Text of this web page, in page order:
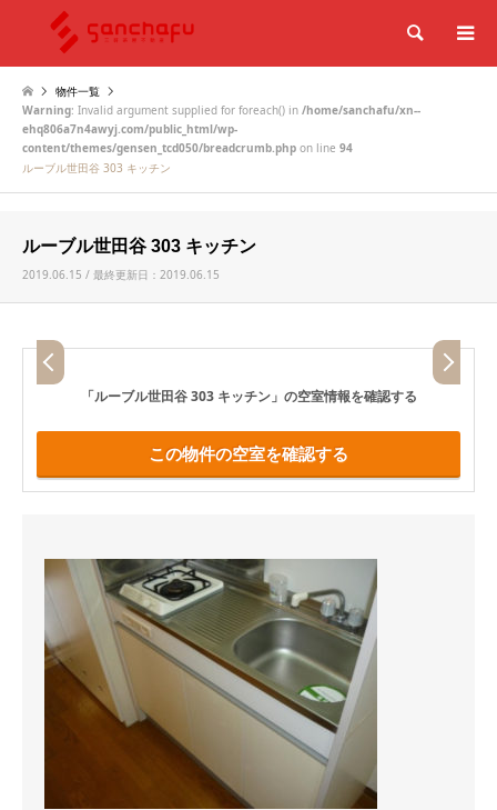
検索
物件一覧
Warning: Invalid argument supplied for foreach() in /home/sanchafu/xn--
ehq806a7n4awyj.com/public_html/wp-
content/themes/gensen_tcd050/breadcrumb.php on line 94
ルーブル世田谷 303 キッチン
ルーブル世田谷 303 キッチン
2019.06.15 / 最終更新日：2019.06.15
「ルーブル世田谷 303 キッチン」 の空室情報を確認する
この物件の空室を確認する